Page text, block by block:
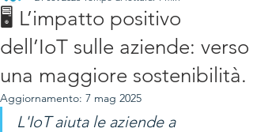
🖥️ L’impatto positivo
dell’IoT sulle aziende: verso
una maggiore sostenibilità.
Aggiornamento: 7 mag 2025
L'IoT aiuta le aziende a